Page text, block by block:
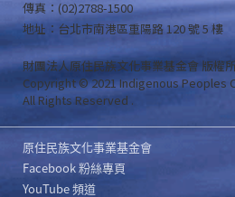
傳真：(02)2788-1500
地址：台北市南港區重陽路 120 號 5 樓
財團法人原住民族文化事業基金會 版權
Copyright © 2021 Indigenous Peoples
All Rights Reserved .
原住民族文化事業基金會
Facebook 粉絲專頁
YouTube 頻道